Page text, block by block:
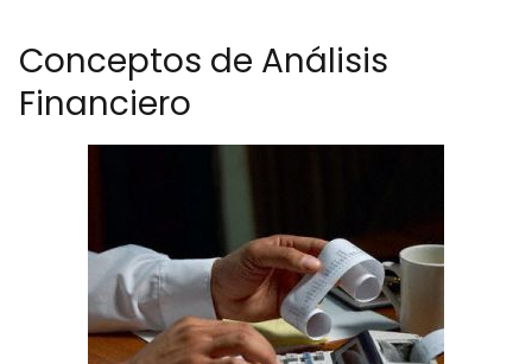
Conceptos de Análisis
Financiero